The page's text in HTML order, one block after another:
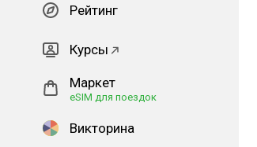
Рейтинг
Курсы
Маркет
eSIM для поездок
Викторина